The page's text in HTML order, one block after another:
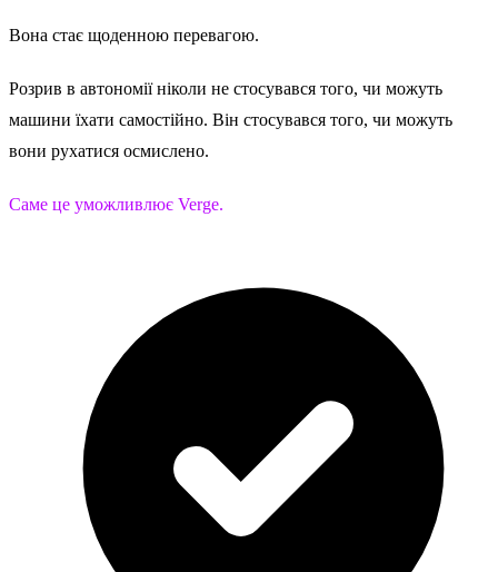
Вона стає щоденною перевагою.
Розрив в автономії ніколи не стосувався того, чи можуть
машини їхати самостійно. Він стосувався того, чи можуть
вони рухатися осмислено.
Саме це уможливлює Verge.